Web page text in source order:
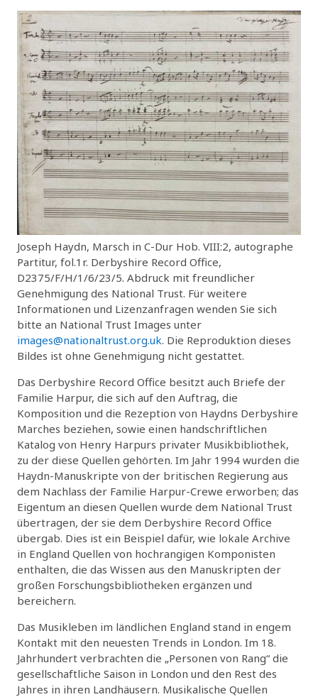
Joseph Haydn, Marsch in C-Dur Hob. VIII:2, autographe
Partitur, fol.1r. Derbyshire Record Office,
D2375/F/H/1/6/23/5. Abdruck mit freundlicher
Genehmigung des National Trust. Für weitere
Informationen und Lizenzanfragen wenden Sie sich
bitte an National Trust Images unter
images@nationaltrust.org.uk. Die Reproduktion dieses
Bildes ist ohne Genehmigung nicht gestattet.
Das Derbyshire Record Office besitzt auch Briefe der
Familie Harpur, die sich auf den Auftrag, die
Komposition und die Rezeption von Haydns Derbyshire
Marches beziehen, sowie einen handschriftlichen
Katalog von Henry Harpurs privater Musikbibliothek,
zu der diese Quellen gehörten. Im Jahr 1994 wurden die
Haydn-Manuskripte von der britischen Regierung aus
dem Nachlass der Familie Harpur-Crewe erworben; das
Eigentum an diesen Quellen wurde dem National Trust
übertragen, der sie dem Derbyshire Record Office
übergab. Dies ist ein Beispiel dafür, wie lokale Archive
in England Quellen von hochrangigen Komponisten
enthalten, die das Wissen aus den Manuskripten der
großen Forschungsbibliotheken ergänzen und
bereichern.
Das Musikleben im ländlichen England stand in engem
Kontakt mit den neuesten Trends in London. Im 18.
Jahrhundert verbrachten die „Personen von Rang“ die
gesellschaftliche Saison in London und den Rest des
Jahres in ihren Landhäusern. Musikalische Quellen